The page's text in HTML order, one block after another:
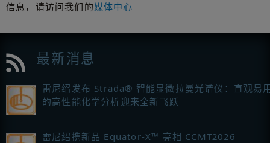
信息，请访问我们的媒体中心
最新消息
雷尼绍发布 Strada® 智能显微拉曼光谱仪：直观易
的高性能化学分析迎来全新飞跃
雷尼绍携新品 Equator-X™ 亮相 CCMT2026